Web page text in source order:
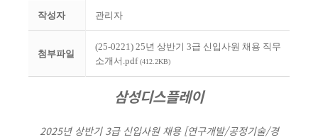
작성자 관리자
첨부파일
(25-0221) 25년 상반기 3급 신입사원 채용 직무
소개서.pdf(412.2KB)
삼성디스플레이
2025년 상반기 3급 신입사원 채용 [연구개발/공정기술/경